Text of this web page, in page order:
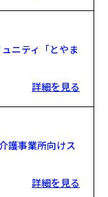
ニティ「とやま
詳細を見る
護事業所向けス
詳細を見る